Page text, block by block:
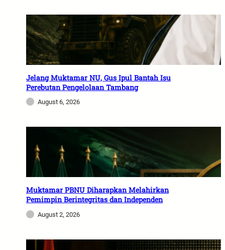
Jelang Muktamar NU, Gus Ipul Bantah Isu
Perebutan Pengelolaan Tambang
August 6, 2026
Muktamar PBNU Diharapkan Melahirkan
Pemimpin Berintegritas dan Independen
August 2, 2026